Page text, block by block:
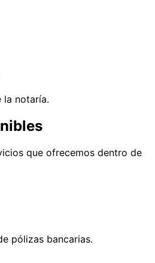
la notaría.
que ofrecemos dentro de
pólizas bancarias.